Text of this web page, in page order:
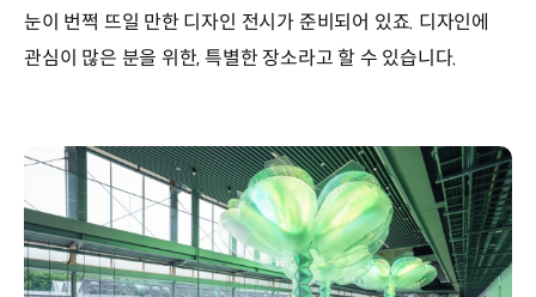
눈이 번쩍 뜨일 만한 디자인 전시가 준비되어 있죠. 디자인에
관심이 많은 분을 위한, 특별한 장소라고 할 수 있습니다.